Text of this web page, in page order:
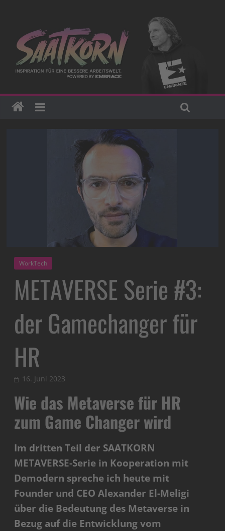
WorkTech
METAVERSE Serie #3:
der Gamechanger für
HR
16. Juni 2023
Wie das Metaverse für HR
zum Game Changer wird
Im dritten Teil der SAATKORN
METAVERSE-Serie in Kooperation mit
Demodern spreche ich heute mit
Founder und CEO Alexander El-Meligi
über die Bedeutung des Metaverse in
Bezug auf die Entwicklung vom